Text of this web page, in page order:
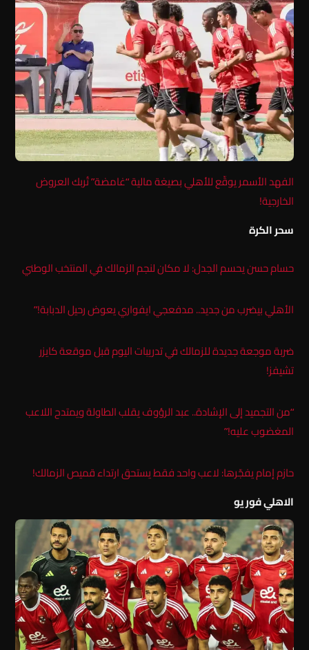
الفهد الأسمر يوقّع للأهلي بصيغة مالية “غامضة” تُربك العروض
الخارجية!
سحر الكرة
حسام حسن يحسم الجدل: لا مكان لنجم الزمالك في المنتخب الوطني
الأهلي بيضرب من جديد.. مدفعجي ايفواري يعوض رحيل الدبابة!”
ضربة موجعة جديدة للزمالك في تدريبات اليوم قبل موقعة كايزر
تشيفز!
“من التجميد إلى الإشادة.. عبد الرؤوف يقلب الطاولة ويمتدح اللاعب
المغضوب عليه!”
حازم إمام يفجّرها: لاعب واحد فقط يستحق ارتداء قميص الزمالك!
الاهلي فور يو